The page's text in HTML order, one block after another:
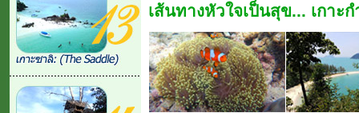
เส้นทางหัวใจเป็นสุข... เกาะ